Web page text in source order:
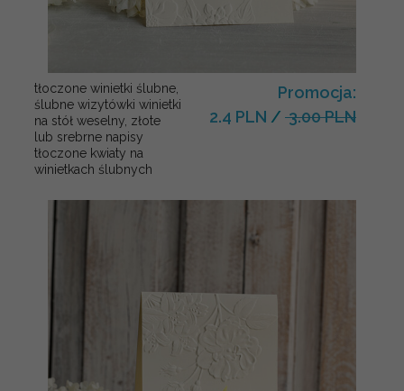
tłoczone winietki ślubne,
ślubne wizytówki winietki
na stół weselny, złote
lub srebrne napisy
tłoczone kwiaty na
winietkach ślubnych
Promocja:
2.4 PLN / 3.00 PLN